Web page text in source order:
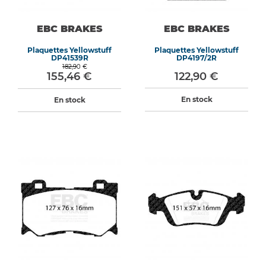
EBC BRAKES
Plaquettes Yellowstuff
DP41539R
182,90 €
155,46 €
En stock
EBC BRAKES
Plaquettes Yellowstuff
DP4197/2R
122,90 €
En stock